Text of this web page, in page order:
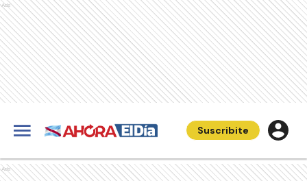
Ads
Suscribite
Ads